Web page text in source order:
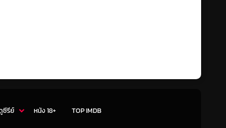
ซีรีย์ หนัง 18+ TOP IMDB